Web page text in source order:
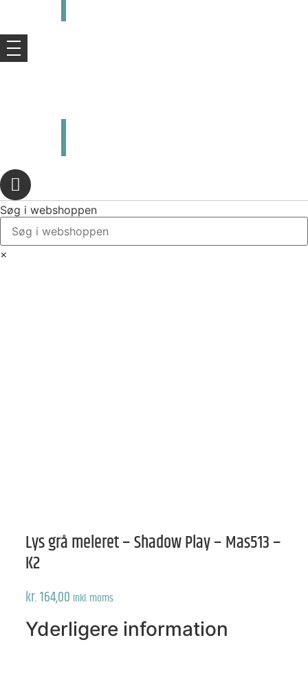
Søg i webshoppen
×
Lys grå meleret – Shadow Play – Mas513 –
K2
kr.164,00 Inkl. moms
Yderligere information